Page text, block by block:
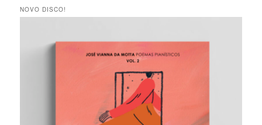
NOVO DISCO!